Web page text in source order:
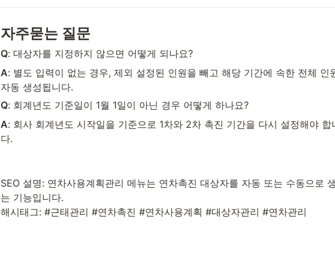
자주묻는 질문
Q: 대상자를 지정하지 않으면 어떻게 되나요?
A: 별도 입력이 없는 경우, 제외 설정된 인원을 빼고 해당 기간에 속한 전체 인
자동 생성됩니다.
Q: 회계년도 기준일이 1월 1일이 아닌 경우 어떻게 하나요?
A: 회사 회계년도 시작일을 기준으로 1차와 2차 촉진 기간을 다시 설정해야 합
다.
SEO 설명: 연차사용계획관리 메뉴는 연차촉진 대상자를 자동 또는 수동으로
는 기능입니다.
해시태그: #근태관리 #연차촉진 #연차사용계획 #대상자관리 #연차관리